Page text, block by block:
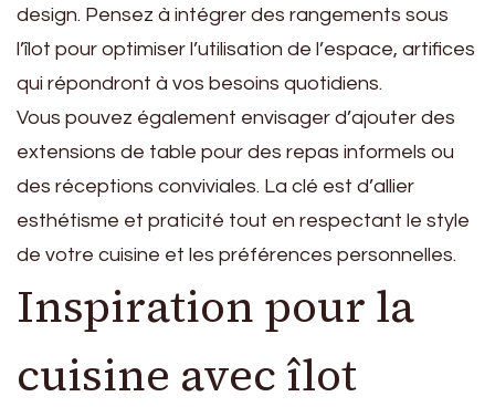
design. Pensez à intégrer des rangements sous
l’îlot pour optimiser l’utilisation de l’espace, artifices
qui répondront à vos besoins quotidiens.
Vous pouvez également envisager d’ajouter des
extensions de table pour des repas informels ou
des réceptions conviviales. La clé est d’allier
esthétisme et praticité tout en respectant le style
de votre cuisine et les préférences personnelles.
Inspiration pour la
cuisine avec îlot